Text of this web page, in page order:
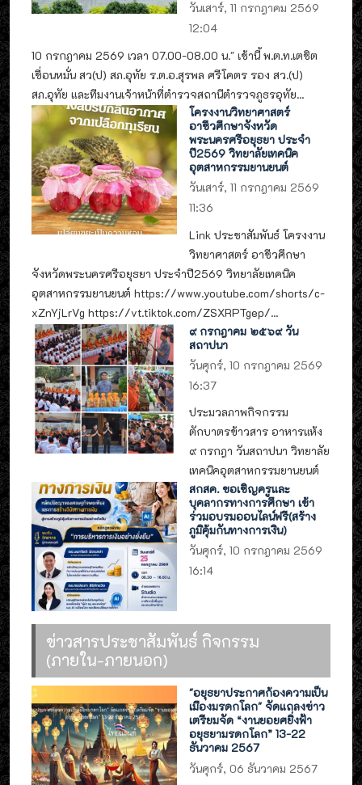
วันเสาร์, 11 กรกฎาคม 2569
12:04
10 กรกฎาคม 2569 เวลา 07.00-08.00 น." เช้านี้ พ.ต.ท.เตชิต
เขื่อนหมั่น สว(ป) สภ.อุทัย ร.ต.อ.สุรพล ศรีโคตร รอง สว.(ป)
สภ.อุทัย และทีมงานเจ้าหน้าที่ตำรวจสถานีตำรวจภูธรอุทัย...
โครงงานวิทยาศาสตร์
อาชีวศึกษาจังหวัด
พระนครศรีอยุธยา ประจำ
ปี2569 วิทยาลัยเทคนิค
อุตสาหกรรมยานยนต์
วันเสาร์, 11 กรกฎาคม 2569
11:36
Link ประชาสัมพันธ์ โครงงาน
วิทยาศาสตร์ อาชีวศึกษา
จังหวัดพระนครศรีอยุธยา ประจำปี2569 วิทยาลัยเทคนิค
อุตสาหกรรมยานยนต์ https://www.youtube.com/shorts/c-
xZnYjLrVg https://vt.tiktok.com/ZSXRPTgep/...
๙ กรกฎาคม ๒๕๖๙ วัน
สถาปนา
วันศุกร์, 10 กรกฎาคม 2569
16:37
ประมวลภาพกิจกรรม
ตักบาตรข้าวสาร อาหารแห้ง
๙ กรกฎา วันสถาปนา วิทยาลัย
เทคนิคอุตสาหกรรมยานยนต์
สกสค. ขอเชิญครูและ
บุคลากรทางการศึกษา เข้า
ร่วมอบรมออนไลน์ฟรี(สร้าง
ภูมิคุ้มกันทางการเงิน)
วันศุกร์, 10 กรกฎาคม 2569
16:14
ข่าวสารประชาสัมพันธ์ กิจกรรม
(ภายใน-ภายนอก)
"อยุธยาประกาศก้องความเป็น
เมืองมรดกโลก" จัดแถลงข่าว
เตรียมจัด “งานยอยศยิ่งฟ้า
อยุธยามรดกโลก” 13-22
ธันวาคม 2567
วันศุกร์, 06 ธันวาคม 2567